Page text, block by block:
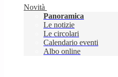
Novità
Panoramica
Le notizie
Le circolari
Calendario eventi
Albo online